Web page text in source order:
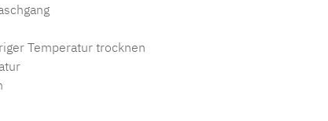
Temperatur trocknen